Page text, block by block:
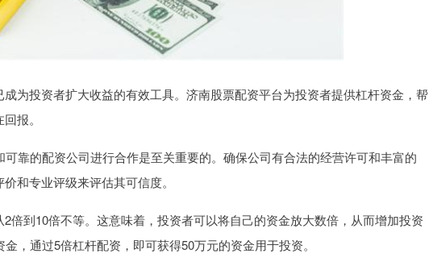
为投资者扩大收益的有效工具。济南股票配资平台为投资者提供杠杆资金，帮
报。
靠的配资公司进行合作是至关重要的。确保公司有合法的经营许可和丰富的
和专业评级来评估其可信度。
倍到10倍不等。这意味着，投资者可以将自己的资金放大数倍，从而增加投资
，通过5倍杠杆配资，即可获得50万元的资金用于投资。